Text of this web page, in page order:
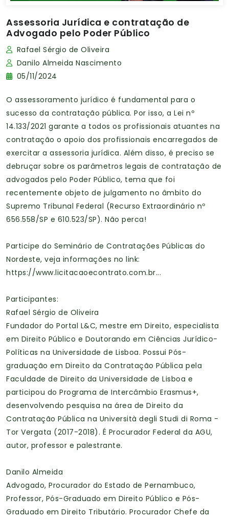
Assessoria Jurídica e contratação de
Advogado pelo Poder Público
Rafael Sérgio de Oliveira
Danilo Almeida Nascimento
05/11/2024
O assessoramento jurídico é fundamental para o
sucesso da contratação pública. Por isso, a Lei nº
14.133/2021 garante a todos os profissionais atuantes na
contratação o apoio dos profissionais encarregados de
exercitar a assessoria jurídica. Além disso, é preciso se
debruçar sobre os parâmetros legais de contratação de
advogados pelo Poder Público, tema que foi
recentemente objeto de julgamento no âmbito do
Supremo Tribunal Federal (Recurso Extraordinário nº
656.558/SP e 610.523/SP). Não perca!
Participe do Seminário de Contratações Públicas do
Nordeste, veja informações no link:
https://www.licitacaoecontrato.com.br...
Participantes:
Rafael Sérgio de Oliveira
Fundador do Portal L&C, mestre em Direito, especialista
em Direito Público e Doutorando em Ciências Jurídico-
Políticas na Universidade de Lisboa. Possui Pós-
graduação em Direito da Contratação Pública pela
Faculdade de Direito da Universidade de Lisboa e
participou do Programa de Intercâmbio Erasmus+,
desenvolvendo pesquisa na área de Direito da
Contratação Pública na Università degli Studi di Roma -
Tor Vergata (2017-2018). É Procurador Federal da AGU,
autor, professor e palestrante.
Danilo Almeida
Advogado, Procurador do Estado de Pernambuco,
Professor, Pós-Graduado em Direito Público e Pós-
Graduado em Direito Tributário. Procurador Chefe da